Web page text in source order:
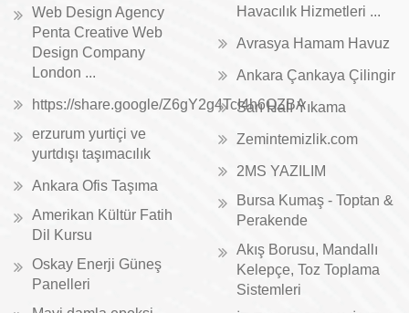
Web Design Agency
Penta Creative Web
Design Company
London ...
https://share.google/Z6gY2g4TcI4h6QZBA
erzurum yurtiçi ve
yurtdışı taşımacılık
Ankara Ofis Taşıma
Amerikan Kültür Fatih
Dil Kursu
Oskay Enerji Güneş
Panelleri
Havacılık Hizmetleri ...
Avrasya Hamam Havuz
Ankara Çankaya Çilingir
Sarı Halı Yıkama
Zemintemizlik.com
2MS YAZILIM
Bursa Kumaş - Toptan &
Perakende
Akış Borusu, Mandallı
Kelepçe, Toz Toplama
Sistemleri